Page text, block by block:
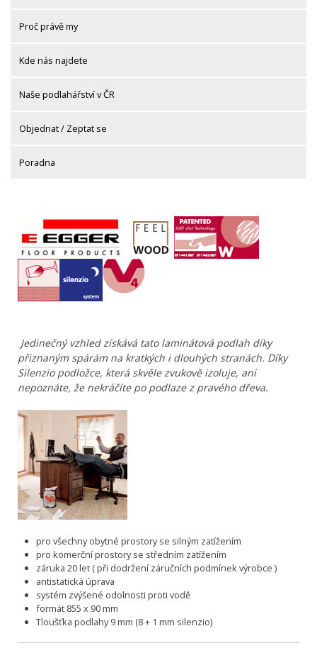
Proč právě my
Kde nás najdete
Naše podlahářství v ČR
Objednat / Zeptat se
Poradna
Jedinečný vzhled získává tato laminátová podlah díky
přiznaným spárám na kratkých i dlouhých stranách. Díky
Silenzio podložce, která skvěle zvukově izoluje, ani
nepoznáte, že nekráčíte po podlaze z pravého dřeva.
pro všechny obytné prostory se silným zatížením
pro komerční prostory se středním zatížením
záruka 20 let ( při dodržení záručních podmínek výrobce )
antistatická úprava
systém zvýšené odolnosti proti vodě
formát 855 x 90 mm
Tloušťka podlahy 9 mm (8 + 1 mm silenzio)